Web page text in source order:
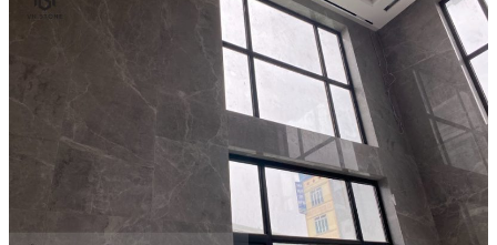
Đá tự nhiên
Đá Thạch Anh
Đá Nhân Tạo
Đá Lát Nền
Đá Cầu Thang